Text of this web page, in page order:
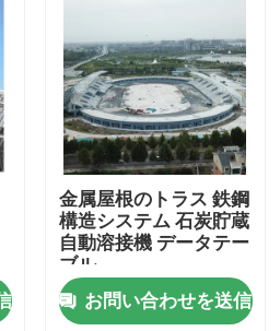
金属屋根のトラス 鉄鋼
構造システム 石炭貯蔵
自動溶接機 データテー
ブル
お問い合わせを送信